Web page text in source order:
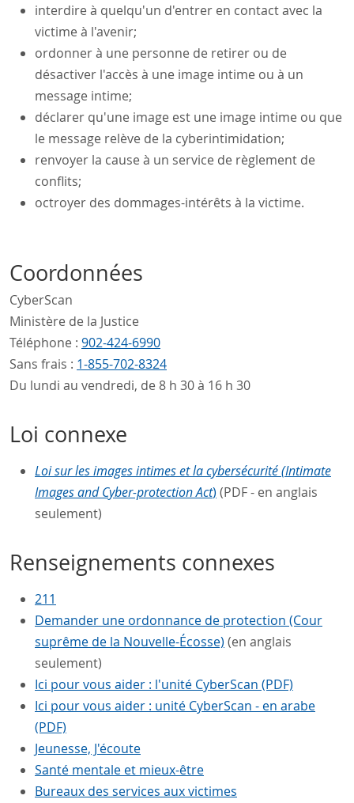
interdire à quelqu'un d'entrer en contact avec la
victime à l'avenir;
ordonner à une personne de retirer ou de
désactiver l'accès à une image intime ou à un
message intime;
déclarer qu'une image est une image intime ou que
le message relève de la cyberintimidation;
renvoyer la cause à un service de règlement de
conflits;
octroyer des dommages-intérêts à la victime.
Coordonnées
CyberScan
Ministère de la Justice
Téléphone : 902-424-6990
Sans frais : 1-855-702-8324
Du lundi au vendredi, de 8 h 30 à 16 h 30
Loi connexe
Loi sur les images intimes et la cybersécurité (Intimate
Images and Cyber-protection Act) (PDF - en anglais
seulement)
Renseignements connexes
211
Demander une ordonnance de protection (Cour
suprême de la Nouvelle-Écosse) (en anglais
seulement)
Ici pour vous aider : l'unité CyberScan (PDF)
Ici pour vous aider : unité CyberScan - en arabe
(PDF)
Jeunesse, J'écoute
Santé mentale et mieux-être
Bureaux des services aux victimes